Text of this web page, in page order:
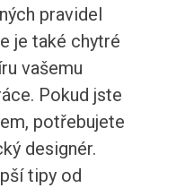
pravidel
je také chytré
vašemu
Pokud jste
potřebujete
designér.
tipy od